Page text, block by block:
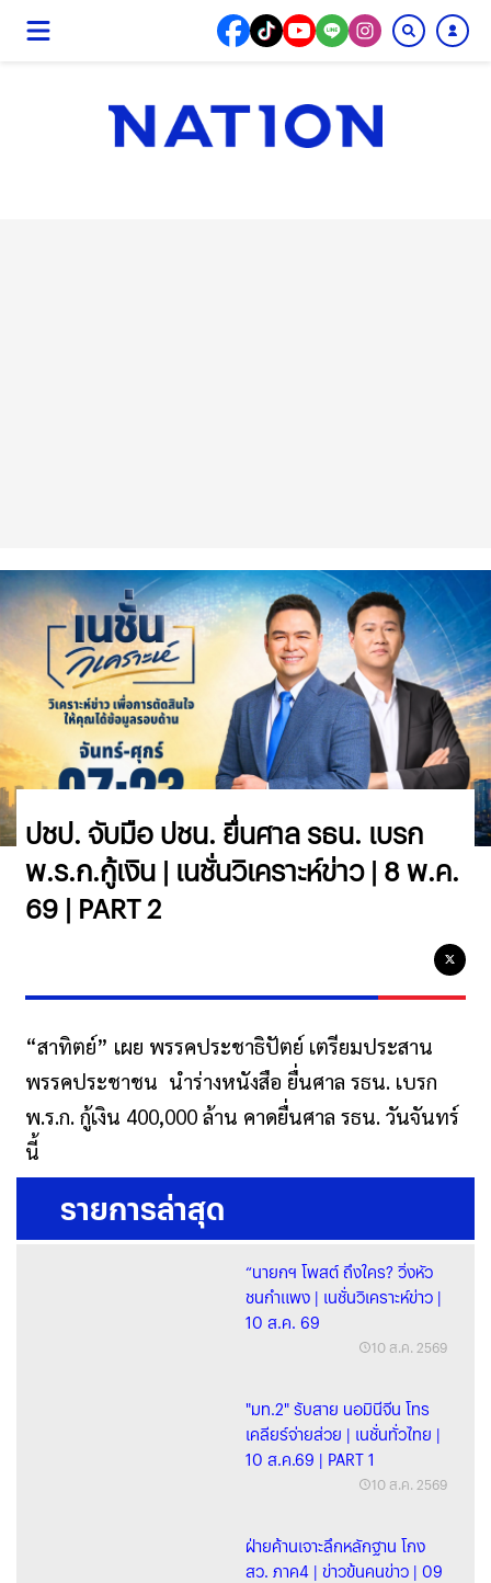
ปชป. จับมือ ปชน. ยื่นศาล รธน. เบรก
พ.ร.ก.กู้เงิน | เนชั่นวิเคราะห์ข่าว | 8 พ.ค.
69 | PART 2
“สาทิตย์” เผย พรรคประชาธิปัตย์ เตรียมประสาน
พรรคประชาชน นำร่างหนังสือ ยื่นศาล รธน. เบรก
พ.ร.ก. กู้เงิน 400,000 ล้าน คาดยื่นศาล รธน. วันจันทร์
นี้
รายการล่าสุด
“นายกฯ โพสต์ ถึงใคร? วิ่งหัว
ชนกำแพง | เนชั่นวิเคราะห์ข่าว |
10 ส.ค. 69
10 ส.ค. 2569
"มท.2" รับสาย นอมินีจีน โทร
เคลียร์จ่ายส่วย | เนชั่นทั่วไทย |
10 ส.ค.69 | PART 1
10 ส.ค. 2569
ฝ่ายค้านเจาะลึกหลักฐาน โกง
สว. ภาค4 | ข่าวข้นคนข่าว | 09